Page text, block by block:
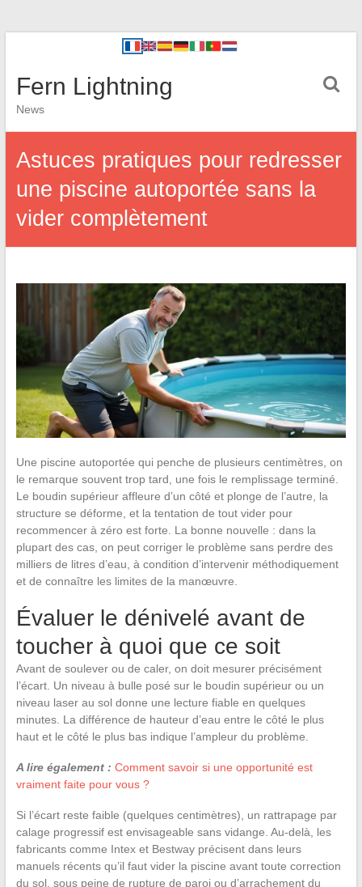
Fern Lightning
News
Astuces pratiques pour redresser
une piscine autoportée sans la
vider complètement
Une piscine autoportée qui penche de plusieurs centimètres, on
le remarque souvent trop tard, une fois le remplissage terminé.
Le boudin supérieur affleure d’un côté et plonge de l’autre, la
structure se déforme, et la tentation de tout vider pour
recommencer à zéro est forte. La bonne nouvelle : dans la
plupart des cas, on peut corriger le problème sans perdre des
milliers de litres d’eau, à condition d’intervenir méthodiquement
et de connaître les limites de la manœuvre.
Évaluer le dénivelé avant de
toucher à quoi que ce soit
Avant de soulever ou de caler, on doit mesurer précisément
l’écart. Un niveau à bulle posé sur le boudin supérieur ou un
niveau laser au sol donne une lecture fiable en quelques
minutes. La différence de hauteur d’eau entre le côté le plus
haut et le côté le plus bas indique l’ampleur du problème.
A lire également : Comment savoir si une opportunité est
vraiment faite pour vous ?
Si l’écart reste faible (quelques centimètres), un rattrapage par
calage progressif est envisageable sans vidange. Au-delà, les
fabricants comme Intex et Bestway précisent dans leurs
manuels récents qu’il faut vider la piscine avant toute correction
du sol, sous peine de rupture de paroi ou d’arrachement du